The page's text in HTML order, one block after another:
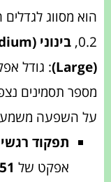
הוא מסווג לגדלים
0.2, בינוני (Medium)
: גודל אפקט
מספר תסמינים
על השפעה
תפקוד רגשי (Emotional functioning)
אפקט של